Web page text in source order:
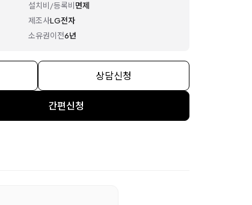
설치비/등록비면제
제조사LG전자
소유권이전6년
상담신청
간편신청